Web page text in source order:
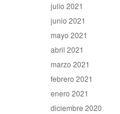
julio 2021
junio 2021
mayo 2021
abril 2021
marzo 2021
febrero 2021
enero 2021
diciembre 2020